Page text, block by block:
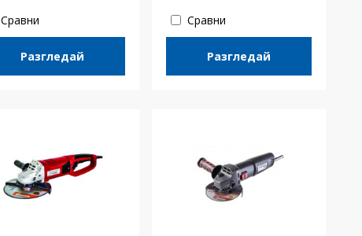
Сравни
Разгледай
Сравни
Разгледай